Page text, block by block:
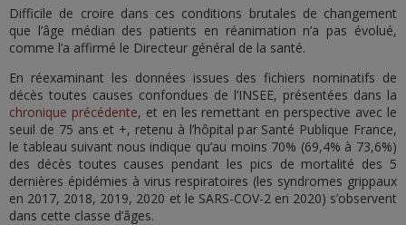
Difficile de croire dans ces conditions brutales de changement
que l’âge médian des patients en réanimation n’a pas évolué,
comme l’a affirmé le Directeur général de la santé.
En réexaminant les données issues des fichiers nominatifs de
décès toutes causes confondues de l’INSEE, présentées dans la
chronique précédente, et en les remettant en perspective avec le
seuil de 75 ans et +, retenu à l’hôpital par Santé Publique France,
le tableau suivant nous indique qu’au moins 70% (69,4% à 73,6%)
des décès toutes causes pendant les pics de mortalité des 5
dernières épidémies à virus respiratoires (les syndromes grippaux
en 2017, 2018, 2019, 2020 et le SARS-COV-2 en 2020) s’observent
dans cette classe d’âges.